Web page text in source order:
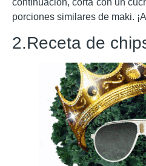
continuación, corta con un
porciones similares de maki.
2.Receta de